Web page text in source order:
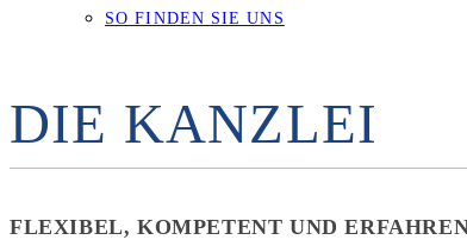
SO FINDEN SIE UNS
DIE KANZLEI
FLEXIBEL, KOMPETENT UND